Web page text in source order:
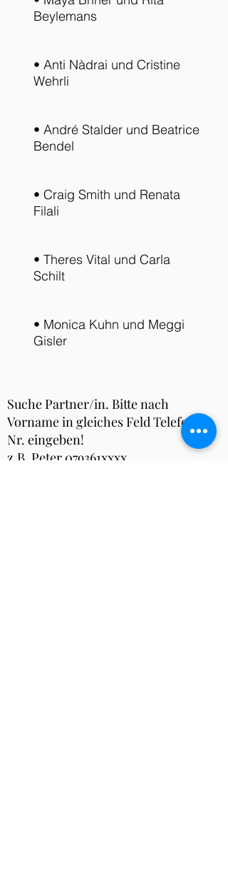
Beylemans
• Anti Nàdrai und Cristine
Wehrli
• André Stalder und Beatrice
Bendel
• Craig Smith und Renata
Filali
• Theres Vital und Carla
Schilt
• Monica Kuhn und Meggi
Gisler
Suche Partner/in. Bitte nach
Vorname in gleiches Feld Telefon -
Nr. eingeben!
z.B. Peter 079361xxxx